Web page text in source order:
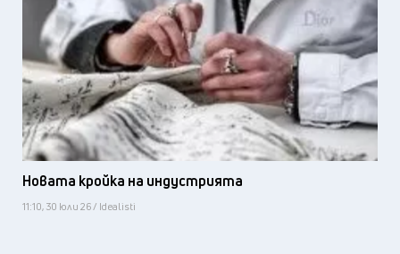
Новата кройка на индустрията
11:10, 30 юли 26 / Idealisti